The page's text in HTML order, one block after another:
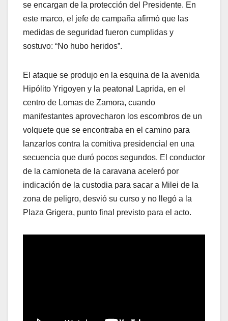
se encargan de la protección del Presidente. En
este marco, el jefe de campaña afirmó que las
medidas de seguridad fueron cumplidas y
sostuvo: “No hubo heridos”.
El ataque se produjo en la esquina de la avenida
Hipólito Yrigoyen y la peatonal Laprida, en el
centro de Lomas de Zamora, cuando
manifestantes aprovecharon los escombros de un
volquete que se encontraba en el camino para
lanzarlos contra la comitiva presidencial en una
secuencia que duró pocos segundos. El conductor
de la camioneta de la caravana aceleró por
indicación de la custodia para sacar a Milei de la
zona de peligro, desvió su curso y no llegó a la
Plaza Grigera, punto final previsto para el acto.